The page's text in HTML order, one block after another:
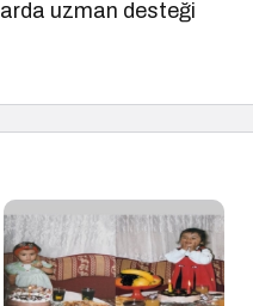
uzman desteği